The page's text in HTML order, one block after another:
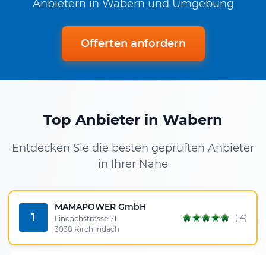
Anbietern in Wabern und Umgebung
Offerten anfordern
Top Anbieter in Wabern
Entdecken Sie die besten geprüften Anbieter
in Ihrer Nähe
1
MAMAPOWER GmbH
Lindachstrasse 71
3038 Kirchlindach
(14)